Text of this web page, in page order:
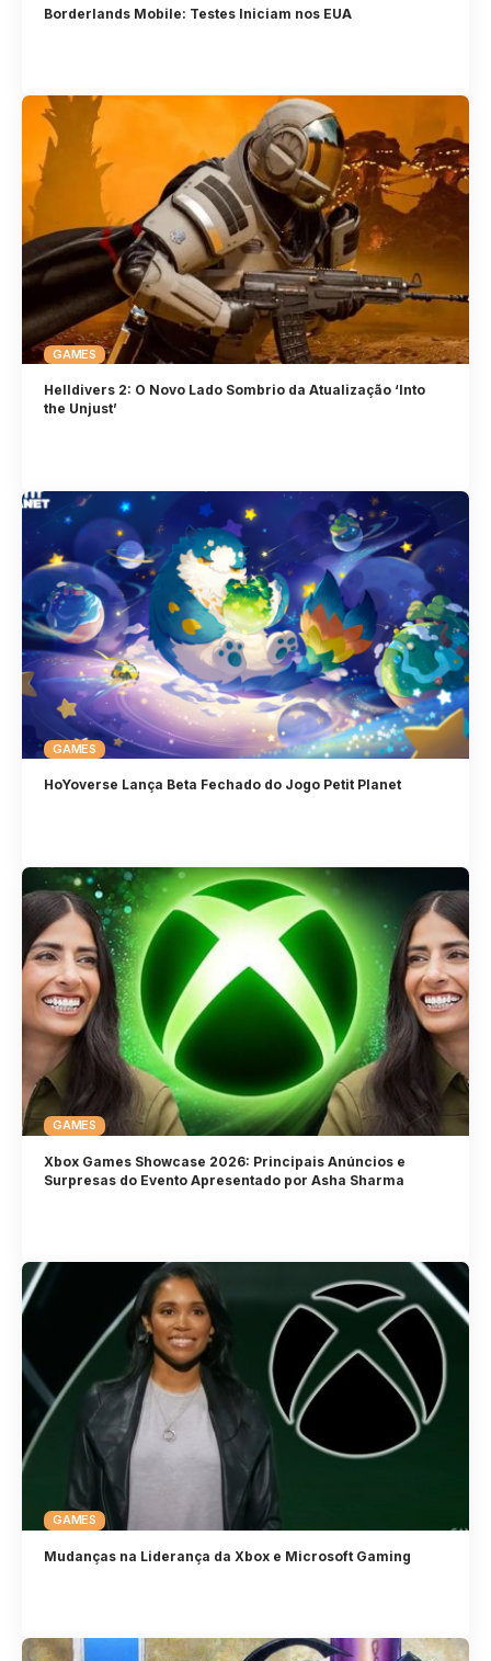
Borderlands Mobile: Testes Iniciam nos EUA
GAMES
Helldivers 2: O Novo Lado Sombrio da Atualização ‘Into
the Unjust’
GAMES
HoYoverse Lança Beta Fechado do Jogo Petit Planet
GAMES
Xbox Games Showcase 2026: Principais Anúncios e
Surpresas do Evento Apresentado por Asha Sharma
GAMES
Mudanças na Liderança da Xbox e Microsoft Gaming